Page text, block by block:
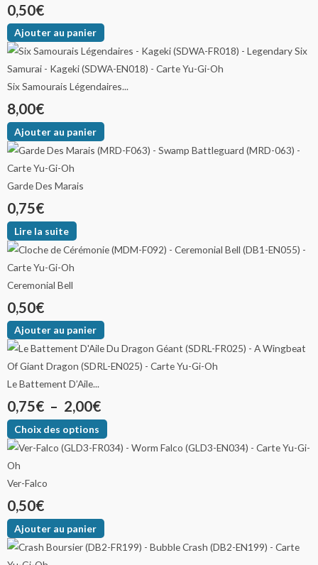
0,50€
Ajouter au panier
Six Samourais Légendaires...
8,00€
Ajouter au panier
Garde Des Marais
0,75€
Lire la suite
Ceremonial Bell
0,50€
Ajouter au panier
Le Battement D’Aile...
0,75€ – 2,00€
Choix des options
Ver-Falco
0,50€
Ajouter au panier